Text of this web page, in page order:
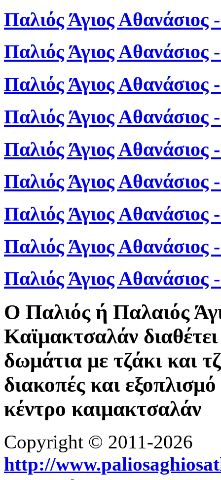
Παλιός Άγιος Αθανάσιος
Παλιός Άγιος Αθανάσιος
Παλιός Άγιος Αθανάσιος
Παλιός Άγιος Αθανάσιος
Παλιός Άγιος Αθανάσιος
Παλιός Άγιος Αθανάσιος
Παλιός Άγιος Αθανάσιος
Παλιός Άγιος
Παλιός Άγιος
Ο Παλιός ή Παλαιός
Καϊμακτσαλάν
δωμάτια με τζάκι και
διακοπές και
κέντρο καιμακτσαλάν
Copyright © 2011-2026
http://